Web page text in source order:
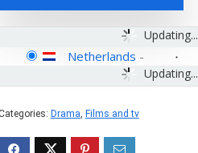
Updating...
Updating...
Netherlands -
Drama, Films and tv